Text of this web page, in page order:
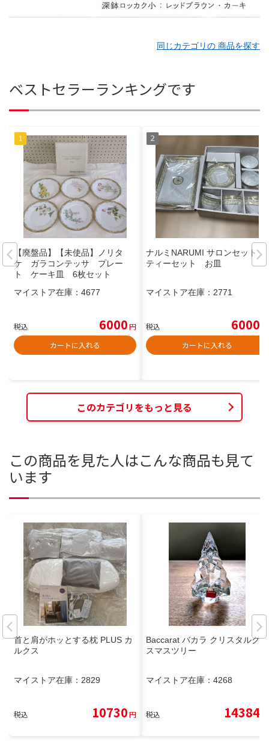
同じカテゴリの 商品を探す
ベストセラーランキングです
【廃盤品】【未使品】ノリタ
ケ ガラコンテッサ プレー
ト ケーキ皿 6枚セット
マイストア在庫： 4677
税込 6000円
カートに入れる
ナルミNARUMI サロンセット
ティーセット お皿
マイストア在庫： 2771
税込 6000
カートに入れる
このカテゴリをもっと見る
この商品を見た人はこんな商品も見て
います
首と肩がホッとする枕 PLUS カ
ルクス
マイストア在庫： 2829
税込 10730円
Baccarat バカラ クリスタルクリ
スマスツリー
マイストア在庫： 4268
税込 14384